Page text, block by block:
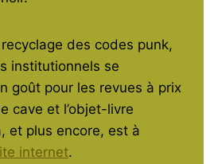
des codes punk,
institutionnels se
goût pour les revues à prix
cave et l’objet-livre
et plus encore, est à
internet.